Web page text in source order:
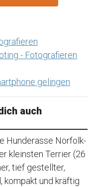
- Fotografieren
gelingen
auch
Hunderasse Norfolk-
kleinsten Terrier (26
tief gestellter,
kompakt und kräftig